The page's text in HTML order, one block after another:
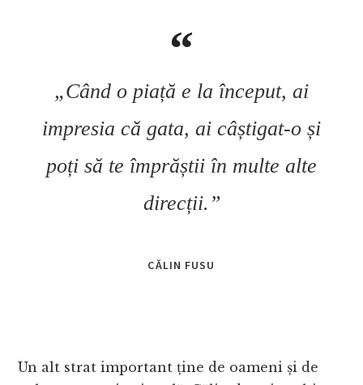
„Când o piață e la început, ai
impresia că gata, ai câștigat-o și
poți să te împrăștii în multe alte
direcții.”
CĂLIN FUSU
Un alt strat important ține de oameni și de